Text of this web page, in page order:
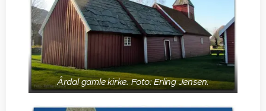
Årdal gamle kirke. Foto: Erling Jensen.